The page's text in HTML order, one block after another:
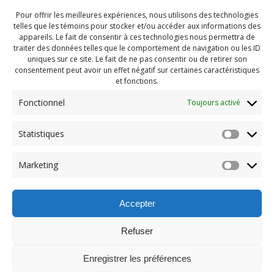
Pour offrir les meilleures expériences, nous utilisons des technologies
telles que les témoins pour stocker et/ou accéder aux informations des
appareils. Le fait de consentir à ces technologies nous permettra de
traiter des données telles que le comportement de navigation ou les ID
uniques sur ce site. Le fait de ne pas consentir ou de retirer son
consentement peut avoir un effet négatif sur certaines caractéristiques
et fonctions.
Fonctionnel Toujours activé
Statistiques
Marketing
Accepter
Refuser
Enregistrer les préférences
Navigation
de
l'article
Previous
Gala Méritas 2020 (4)
© 2026 Maison des Jeunes de Boucherville.